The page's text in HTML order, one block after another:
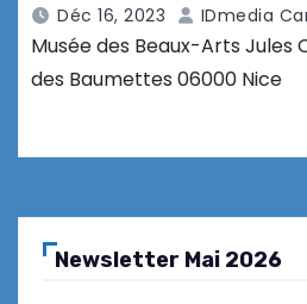
Déc 16, 2023 IDmedia
Musée des Beaux-Arts Jules
des Baumettes 06000 Nice
Newsletter Mai 2026